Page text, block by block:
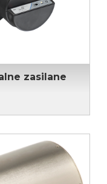
zasilane